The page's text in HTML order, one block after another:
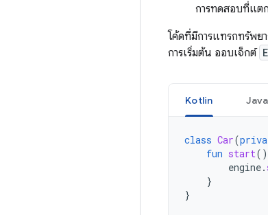
การทดสอบที่แต
โค้ดที่มีการแทรกทรัพ
การเริ่มต้น ออบเจ็กต์
Kotlin Java
class Car(
fun start()
engine.
}
}